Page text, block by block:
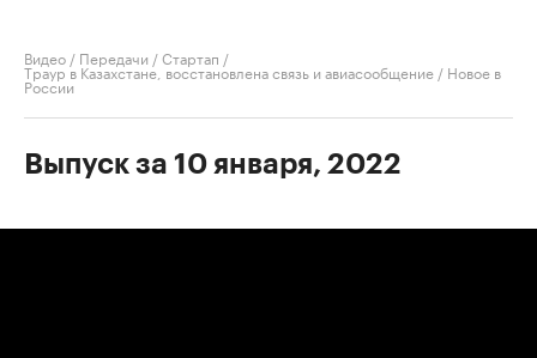
Видео / Передачи /Стартап /
Траур в Казахстане, восстановлена связь и авиасообщение / Новое в
России
Выпуск за 10 января, 2022